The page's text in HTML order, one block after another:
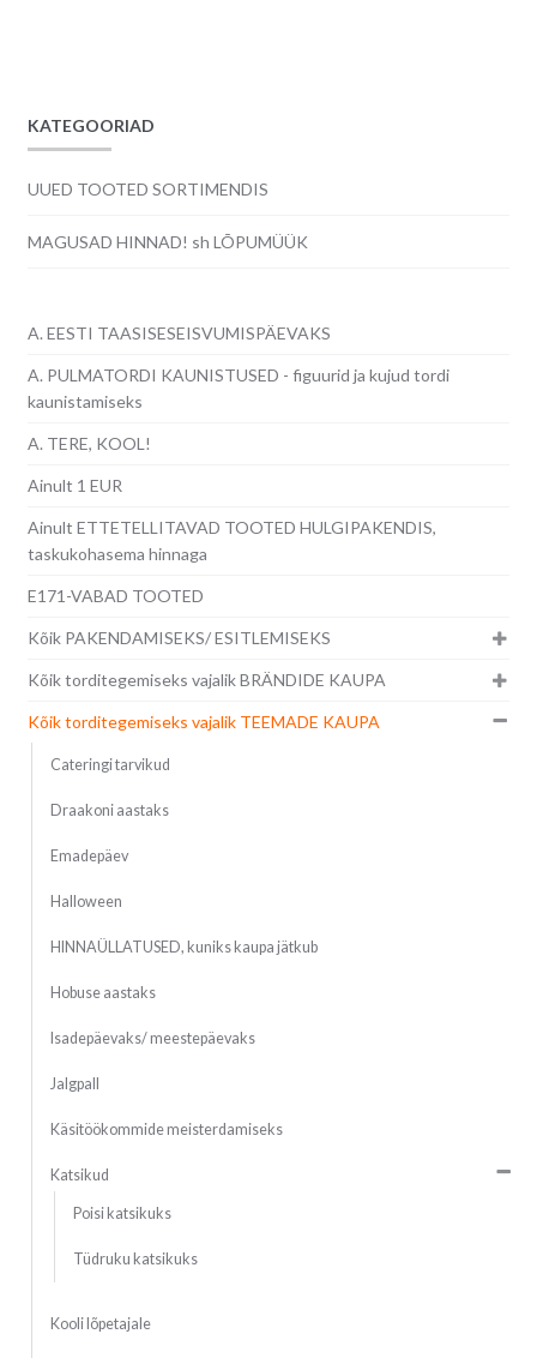
KATEGOORIAD
UUED TOOTED SORTIMENDIS
MAGUSAD HINNAD! sh LÕPUMÜÜK
A. EESTI TAASISESEISVUMISPÄEVAKS
A. PULMATORDI KAUNISTUSED - figuurid ja kujud tordi
kaunistamiseks
A. TERE, KOOL!
Ainult 1 EUR
Ainult ETTETELLITAVAD TOOTED HULGIPAKENDIS,
taskukohasema hinnaga
E171-VABAD TOOTED
Kõik PAKENDAMISEKS/ ESITLEMISEKS
Kõik torditegemiseks vajalik BRÄNDIDE KAUPA
Kõik torditegemiseks vajalik TEEMADE KAUPA
Cateringi tarvikud
Draakoni aastaks
Emadepäev
Halloween
HINNAÜLLATUSED, kuniks kaupa jätkub
Hobuse aastaks
Isadepäevaks/ meestepäevaks
Jalgpall
Käsitöökommide meisterdamiseks
Katsikud
Poisi katsikuks
Tüdruku katsikuks
Kooli lõpetajale